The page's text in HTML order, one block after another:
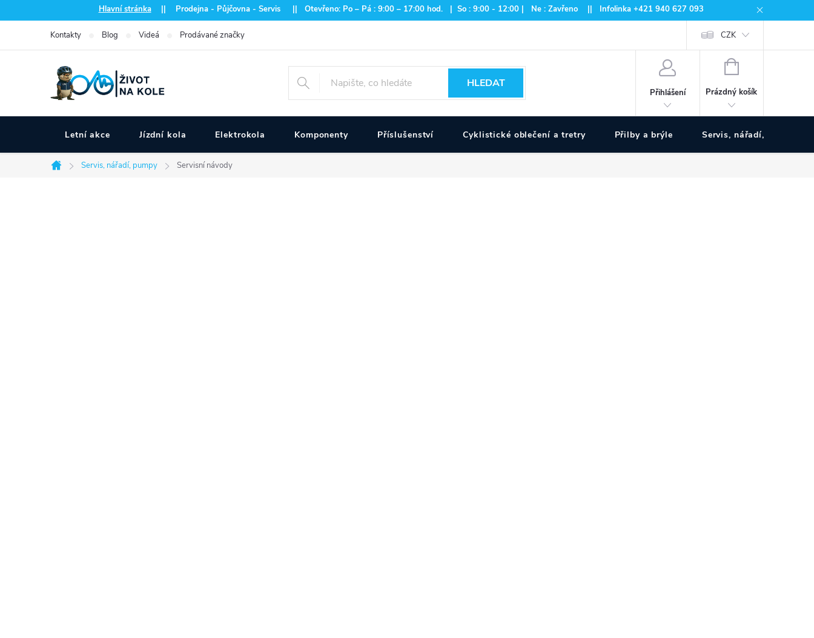
na
Hlavní stránka|| Prodejna - Půjčovna - Servis || Otevřeno: Po – Pá : 9:00 – 17:00 hod. | So : 9:00 - 12:00 | Ne : Zavřeno || Infolinka +421 940 627 093
Kontakty Blog Videá Prodávané značky CZK
HLEDAT
Přihlášení
NÁKUPNÍ
Prázdný košík
Letní akce Jízdní kola Elektrokola Komponenty Příslušenství Cyklistické oblečení a tretry Přilby a brýle Servis, nářadí, pumpy
Domů
Servis, nářadí, pumpy Servisní návody